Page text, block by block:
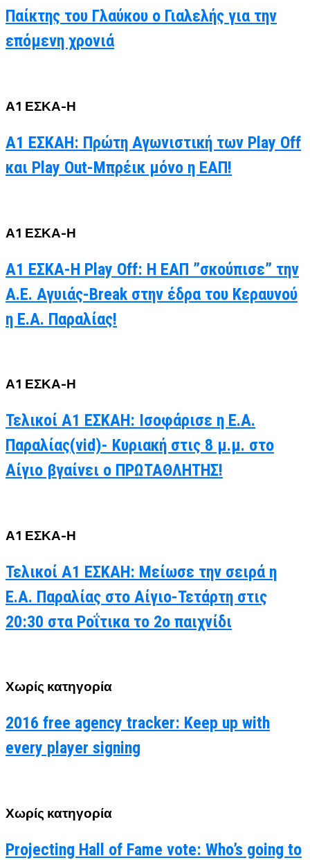
Παίκτης του Γλαύκου ο Γιαλελής για την
επόμενη χρονιά
Α1 ΕΣΚΑ-Η
Α1 ΕΣΚΑΗ: Πρώτη Αγωνιστική των Play Off
και Play Out-Μπρέικ μόνο η ΕΑΠ!
Α1 ΕΣΚΑ-Η
Α1 ΕΣΚΑ-Η Play Off: Η ΕΑΠ ”σκούπισε” την
Α.Ε. Αγυιάς-Break στην έδρα του Κεραυνού
η Ε.Α. Παραλίας!
Α1 ΕΣΚΑ-Η
Τελικοί Α1 ΕΣΚΑΗ: Ισοφάρισε η Ε.Α.
Παραλίας(vid)- Κυριακή στις 8 μ.μ. στο
Αίγιο βγαίνει ο ΠΡΩΤΑΘΛΗΤΗΣ!
Α1 ΕΣΚΑ-Η
Τελικοί Α1 ΕΣΚΑΗ: Μείωσε την σειρά η
Ε.Α. Παραλίας στο Αίγιο-Τετάρτη στις
20:30 στα Ροΐτικα το 2ο παιχνίδι
Χωρίς κατηγορία
2016 free agency tracker: Keep up with
every player signing
Χωρίς κατηγορία
Projecting Hall of Fame vote: Who’s going to